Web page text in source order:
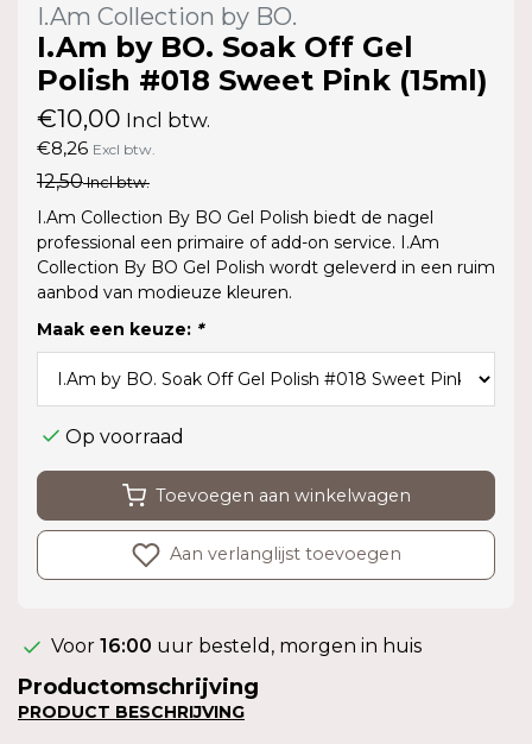
I.Am Collection by BO.
I.Am by BO. Soak Off Gel
Polish #018 Sweet Pink (15ml)
€10,00 Incl btw.
€8,26 Excl btw.
12,50Incl btw.
I.Am Collection By BO Gel Polish biedt de nagel
professional een primaire of add-on service. I.Am
Collection By BO Gel Polish wordt geleverd in een ruim
aanbod van modieuze kleuren.
Maak een keuze: *
Op voorraad
Toevoegen aan winkelwagen
Aan verlanglijst toevoegen
Voor 16:00 uur besteld, morgen in huis
Productomschrijving
PRODUCT BESCHRIJVING